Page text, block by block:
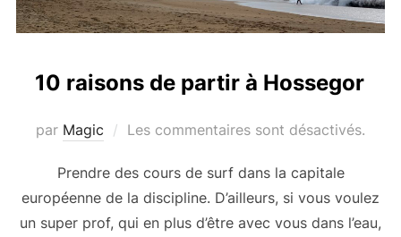
10 raisons de partir à Hossegor
par Magic Les commentaires sont désactivés.
Prendre des cours de surf dans la capitale
européenne de la discipline. D’ailleurs, si vous voulez
un super prof, qui en plus d’être avec vous dans l’eau,